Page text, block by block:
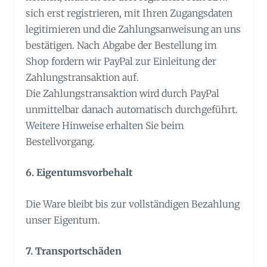
sich erst registrieren, mit Ihren Zugangsdaten
legitimieren und die Zahlungsanweisung an uns
bestätigen. Nach Abgabe der Bestellung im
Shop fordern wir PayPal zur Einleitung der
Zahlungstransaktion auf.
Die Zahlungstransaktion wird durch PayPal
unmittelbar danach automatisch durchgeführt.
Weitere Hinweise erhalten Sie beim
Bestellvorgang.
6. Eigentumsvorbehalt
Die Ware bleibt bis zur vollständigen Bezahlung
unser Eigentum.
7. Transportschäden